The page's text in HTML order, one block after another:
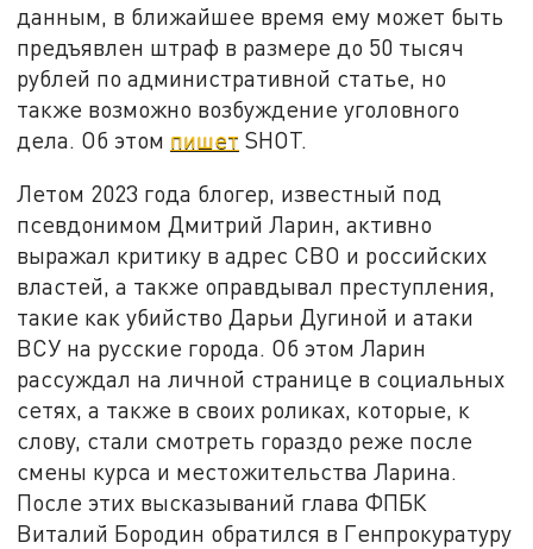
данным, в ближайшее время ему может быть
предъявлен штраф в размере до 50 тысяч
рублей по административной статье, но
также возможно возбуждение уголовного
дела. Об этом пишет SHOT.
Летом 2023 года блогер, известный под
псевдонимом Дмитрий Ларин, активно
выражал критику в адрес СВО и российских
властей, а также оправдывал преступления,
такие как убийство Дарьи Дугиной и атаки
ВСУ на русские города. Об этом Ларин
рассуждал на личной странице в социальных
сетях, а также в своих роликах, которые, к
слову, стали смотреть гораздо реже после
смены курса и местожительства Ларина.
После этих высказываний глава ФПБК
Виталий Бородин обратился в Генпрокуратуру